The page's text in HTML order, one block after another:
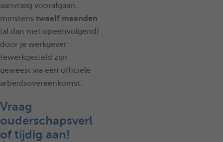
aanvraag voorafgaan,
minstens twaalf maanden
(al dan niet opeenvolgend)
door je werkgever
tewerkgesteld zijn
geweest via een officiële
arbeidsovereenkomst.
Vraag
ouderschapsverl
of tijdig aan!